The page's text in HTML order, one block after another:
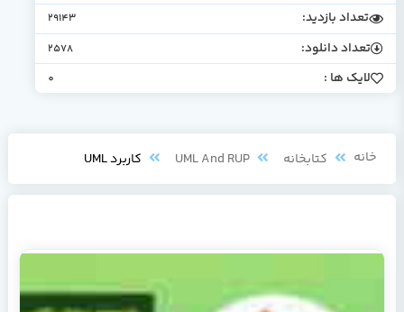
تعداد بازدید: 29143
تعداد دانلود: 2578
لایک ها : 0
خانه کتابخانه UML And RUP کاربرد UML